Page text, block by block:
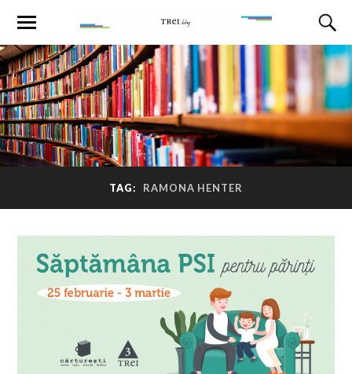
TAG: RAMONA HENTER